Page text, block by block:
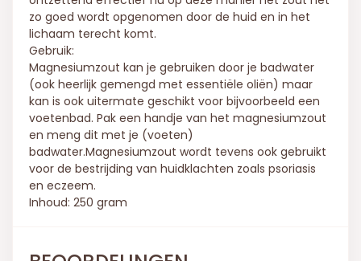
zo goed wordt opgenomen door de huid en in het
lichaam terecht komt.
Gebruik:
Magnesiumzout kan je gebruiken door je badwater
(ook heerlijk gemengd met essentiële oliën) maar
kan is ook uitermate geschikt voor bijvoorbeeld een
voetenbad. Pak een handje van het magnesiumzout
en meng dit met je (voeten)
badwater.Magnesiumzout wordt tevens ook gebruikt
voor de bestrijding van huidklachten zoals psoriasis
en eczeem.
Inhoud: 250 gram